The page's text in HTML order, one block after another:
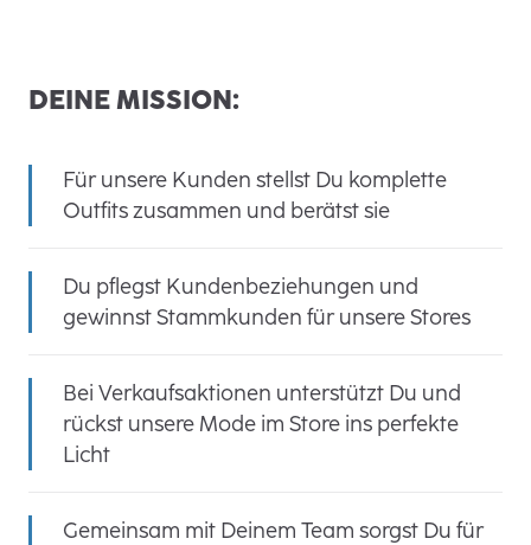
DEINE MISSION:
Für unsere Kunden stellst Du komplette
Outfits zusammen und berätst sie
Du pflegst Kundenbeziehungen und
gewinnst Stammkunden für unsere Stores
Bei Verkaufsaktionen unterstützt Du und
rückst unsere Mode im Store ins perfekte
Licht
Gemeinsam mit Deinem Team sorgst Du für